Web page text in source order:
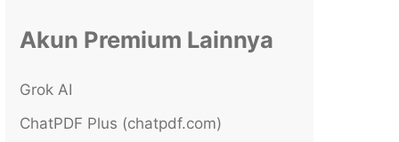
Akun Premium Lainnya
Grok AI
ChatPDF Plus (chatpdf.com)